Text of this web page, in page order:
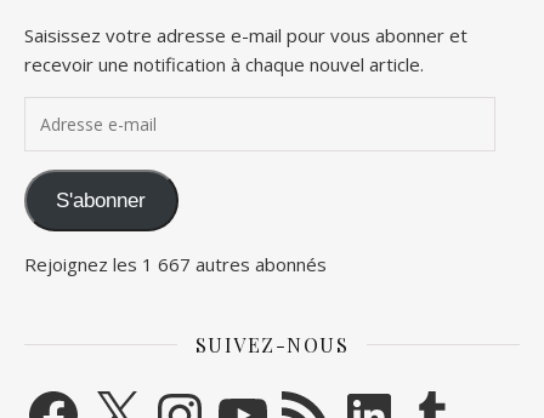
Saisissez votre adresse e-mail pour vous abonner et
recevoir une notification à chaque nouvel article.
S'abonner
Rejoignez les 1 667 autres abonnés
SUIVEZ-NOUS
Facebook
X InstagramYouTubeFlux RSSLinkedIn Tumblr